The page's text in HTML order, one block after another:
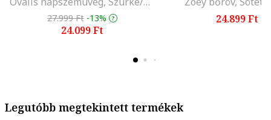
27.999 Ft -13%
24.099 Ft
24.899 Ft
Legutóbb megtekintett termékek